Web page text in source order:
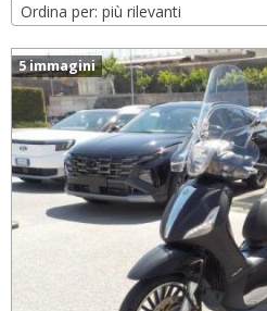
Ordina per: più rilevanti
5 immagini